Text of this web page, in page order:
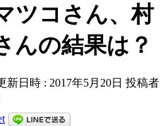
ツコさん、村
んの結果は？
新日時 : 2017年5月20日 投稿者